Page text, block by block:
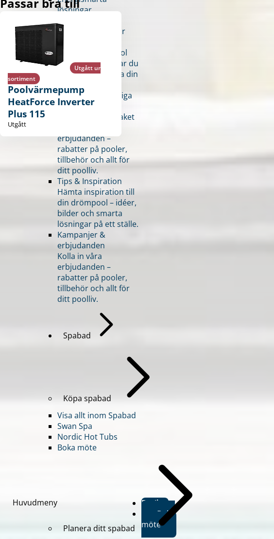
Huvudmeny
lösningar
Vanliga poolfrågor
Bygg din drömpool
I poolbyggaren har du
chansen att bygga din
kunna se det färdiga
resultatet.
Kompletta poolpaket
erbjudanden –
rabatter på pooler,
tillbehör och allt för
ditt poolliv.
Tips & Inspiration
Hämta inspiration till
din drömpool – idéer,
bilder och smarta
lösningar på ett ställe.
Kampanjer &
erbjudanden
Kolla in våra
erbjudanden –
rabatter på pooler,
tillbehör och allt för
ditt poolliv.
Spabad
Köpa spabad
Visa allt inom Spabad
Swan Spa
Nordic Hot Tubs
Boka möte
Planera ditt spabad
Butiker
Boka
möte
Utgått ur
sortiment
Poolvärmepump
HeatForce Inverter
Plus 115
Utgått